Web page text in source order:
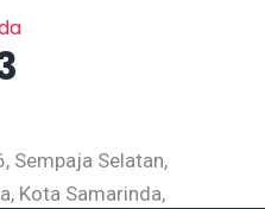
Sempaja Selatan,
Kota Samarinda,